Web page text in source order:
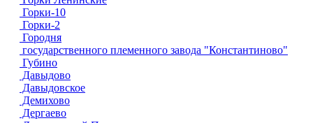
Горки-10
Горки-2
Городня
государственного племенного завода "Константиново"
Губино
Давыдово
Давыдовское
Демихово
Дергаево